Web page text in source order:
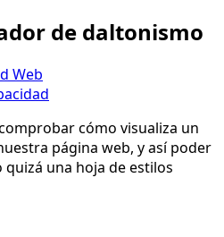
de daltonismo
Web
cómo visualiza un
página web, y así poder
una hoja de estilos